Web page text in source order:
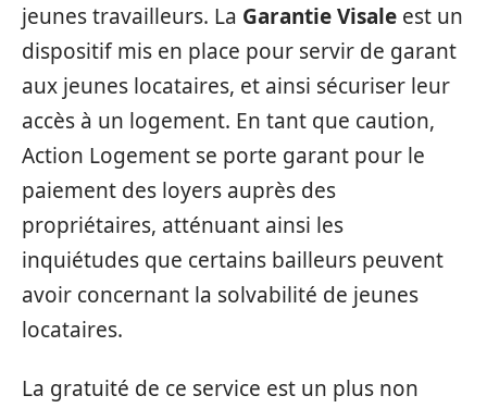
jeunes travailleurs. La Garantie Visale est un
dispositif mis en place pour servir de garant
aux jeunes locataires, et ainsi sécuriser leur
accès à un logement. En tant que caution,
Action Logement se porte garant pour le
paiement des loyers auprès des
propriétaires, atténuant ainsi les
inquiétudes que certains bailleurs peuvent
avoir concernant la solvabilité de jeunes
locataires.
La gratuité de ce service est un plus non